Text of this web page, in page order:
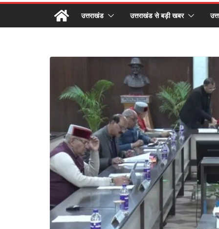
उत्तराखंड उत्तराखंड से बड़ी खबर